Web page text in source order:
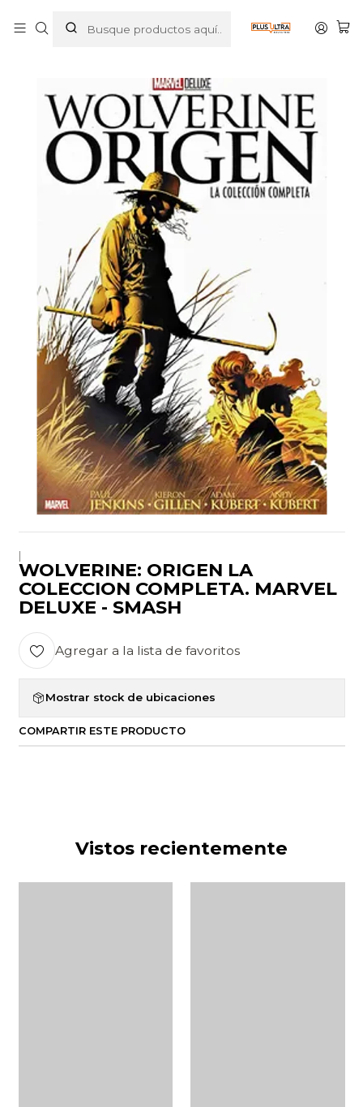
WOLVERINE: ORIGEN LA COLECCION COMPLETA. MARVEL
DELUXE - SMASH
|
WOLVERINE: ORIGEN LA
COLECCION COMPLETA. MARVEL
DELUXE - SMASH
Agregar a la lista de favoritos
Mostrar stock de ubicaciones
COMPARTIR ESTE PRODUCTO
Vistos recientemente